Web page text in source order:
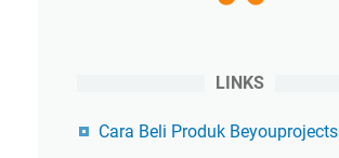
LINKS
Cara Beli Produk Beyouprojects